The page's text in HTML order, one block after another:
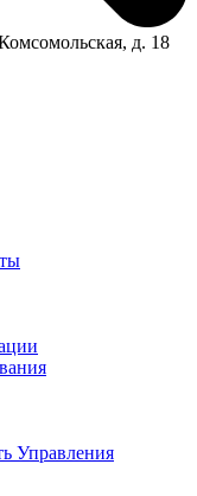
д. 18
Управления